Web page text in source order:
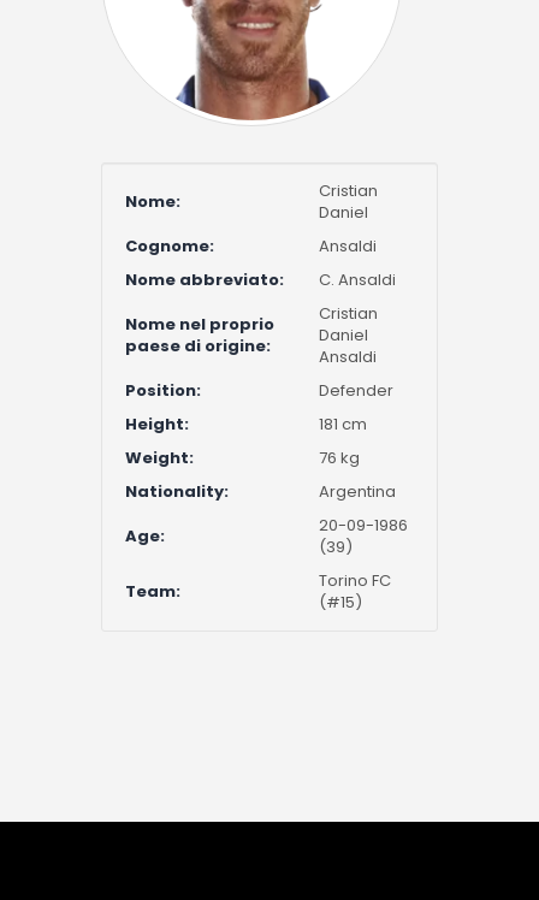
Nome:
Cristian
Daniel
Cognome:
Ansaldi
Nome abbreviato:
C. Ansaldi
Nome nel proprio
paese di origine:
Cristian
Daniel
Ansaldi
Position:
Defender
Height:
181 cm
Weight:
76 kg
Nationality:
Argentina
Age:
20-09-1986
(39)
Team:
Torino FC
(#15)